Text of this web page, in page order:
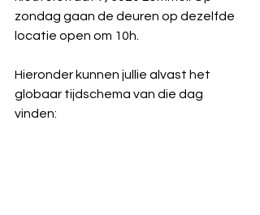
zondag gaan de deuren op dezelfde
locatie open om 10h.
Hieronder kunnen jullie alvast het
globaar tijdschema van die dag
vinden: